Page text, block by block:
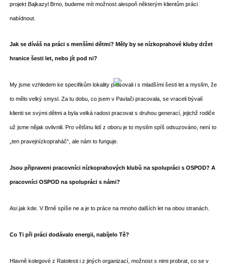
projekt Bajkazyl Brno, budeme mít možnost alespoň některým klientům práci
nabídnout.
Jak se díváš na práci s menšími dětmi? Měly by se nízkoprahové kluby držet
hranice šesti let, nebo jít pod ni?
My jsme vzhledem ke specifikům lokality pracovali i s mladšími šesti let a myslím, že
to mělo velký smysl. Za tu dobu, co jsem v Pavlači pracovala, se vraceli bývalí
klienti se svými dětmi a byla velká radost pracovat s druhou generací, jejichž rodiče
už jsme nějak ovlivnili. Pro většinu lidí z oboru je to myslím spíš odsuzováno, není to
„ten pravejnízkopraháč“, ale nám to funguje.
Jsou připraveni pracovníci nízkoprahových klubů na spolupráci s OSPOD? A
pracovníci OSPOD na spolupráci s námi?
Asi jak kde. V Brně spíše ne a je to práce na mnoho dalších let na obou stranách.
Co Ti při práci dodávalo energii, nabíjelo Tě?
Hlavně kolegové z Ratolesti i z jiných organizací, možnost s nimi probrat, co se v